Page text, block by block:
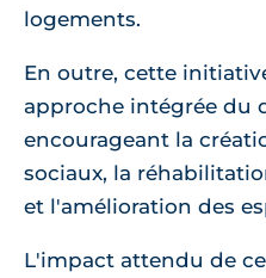
logements.
En outre, cette
approche intégrée du
encourageant la
sociaux, la
et l'amélioration des
L'impact attendu de